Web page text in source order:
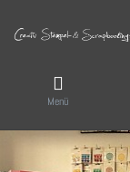
Menü